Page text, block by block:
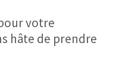
votre
hâte de prendre